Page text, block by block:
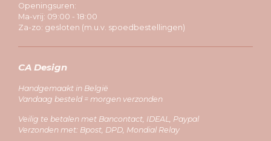
Openingsuren:
Ma-vrij: 09:00 - 18:00
Za-zo: gesloten (m.u.v. spoedbestellingen)
CA Design
Handgemaakt in België
Vandaag besteld = morgen verzonden
Veilig te betalen met Bancontact, IDEAL, Paypal
Verzonden met: Bpost, DPD, Mondial Relay